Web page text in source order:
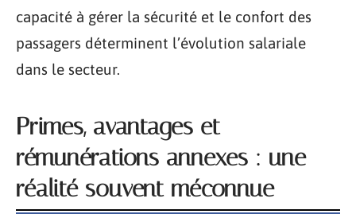
capacité à gérer la sécurité et le confort des
passagers déterminent l’évolution salariale
dans le secteur.
Primes, avantages et
rémunérations annexes : une
réalité souvent méconnue